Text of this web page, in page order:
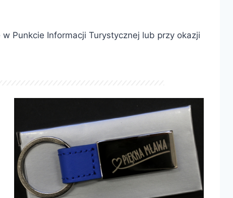
Punkcie Informacji Turystycznej lub przy okazji